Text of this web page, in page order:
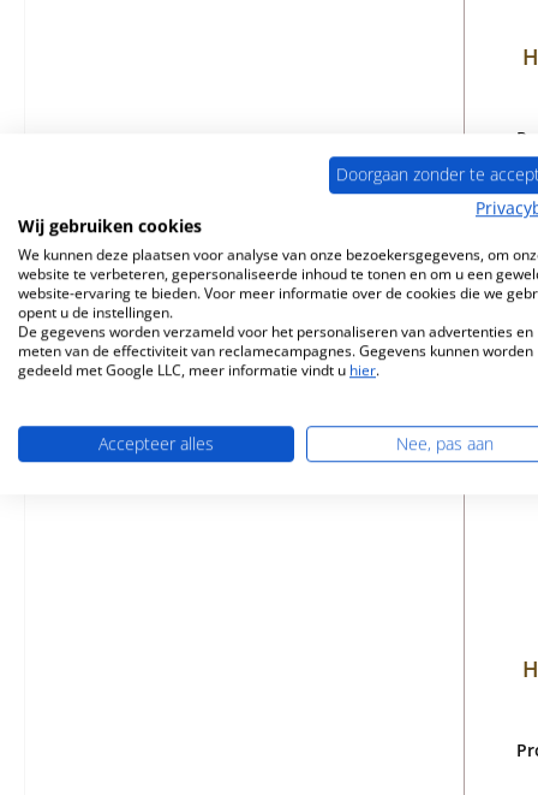
Doorgaan zonder te
Wij gebruiken cookies
We kunnen deze plaatsen voor analyse van onze bezoekersgegevens, om
website te verbeteren, gepersonaliseerde inhoud te tonen en om u een
website-ervaring te bieden. Voor meer informatie over de cookies die we
opent u de instellingen.
De gegevens worden verzameld voor het personaliseren van advertenties en
meten van de effectiviteit van reclamecampagnes. Gegevens kunnen worden
gedeeld met Google LLC, meer informatie vindt u hier.
Accepteer alles Nee, pas aan